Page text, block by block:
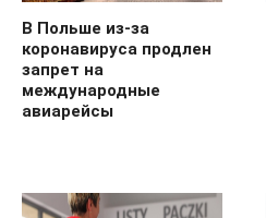
В Польше из-за
коронавируса продлен
запрет на
международные
авиарейсы